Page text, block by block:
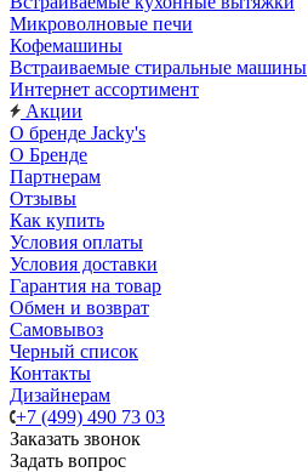
Микроволновые печи
Кофемашины
Встраиваемые стиральные машины
Интернет ассортимент
Акции
О бренде Jacky's
О Бренде
Партнерам
Отзывы
Как купить
Условия оплаты
Условия доставки
Гарантия на товар
Обмен и возврат
Самовывоз
Черный список
Контакты
Дизайнерам
+7 (499) 490 73 03
Заказать звонок
Задать вопрос